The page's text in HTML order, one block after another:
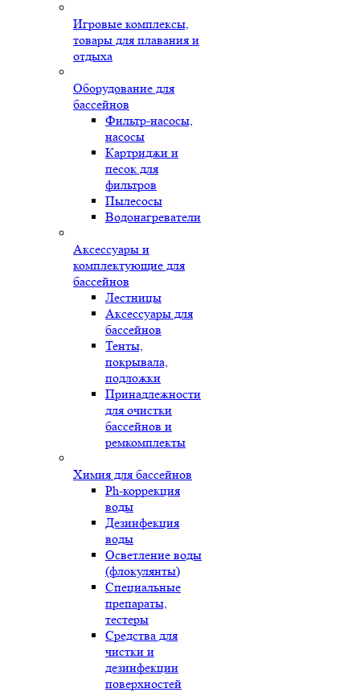
Игровые комплексы,
товары для плавания и
отдыха
Оборудование для
бассейнов
Фильтр-насосы,
насосы
Картриджи и
песок для
фильтров
Пылесосы
Водонагреватели
Аксессуары и
комплектующие для
бассейнов
Лестницы
Аксессуары для
бассейнов
Тенты,
покрывала,
подложки
Принадлежности
для очистки
бассейнов и
ремкомплекты
Химия для бассейнов
Ph-коррекция
воды
Дезинфекция
воды
Осветление воды
(флокулянты)
Специальные
препараты,
тестеры
Средства для
чистки и
дезинфекции
поверхностей